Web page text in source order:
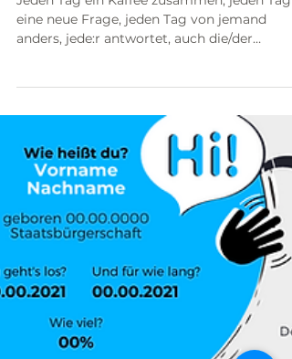
25. Apr. 2022 1 Min. Lesezeit
Coffee Talk: Bring's über's
eine neue Frage, jeden Tag von jemand
anders, jede:r antwortet, auch die/der
Fragensteller:in....